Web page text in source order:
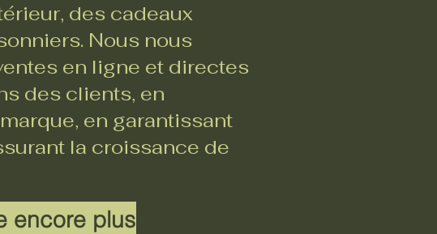
des cadeaux
Nous nous
en ligne et directes
des clients, en
en garantissant
la croissance de
encore plus